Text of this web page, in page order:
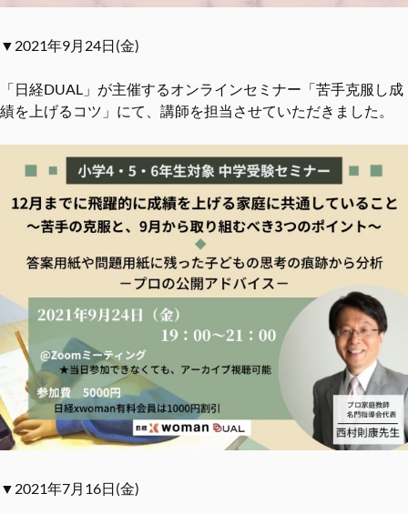
▼2021年9月24日(金)
「日経DUAL」が主催するオンラインセミナー「苦手克服し成
績を上げるコツ」にて、講師を担当させていただきました。
▼2021年7月16日(金)